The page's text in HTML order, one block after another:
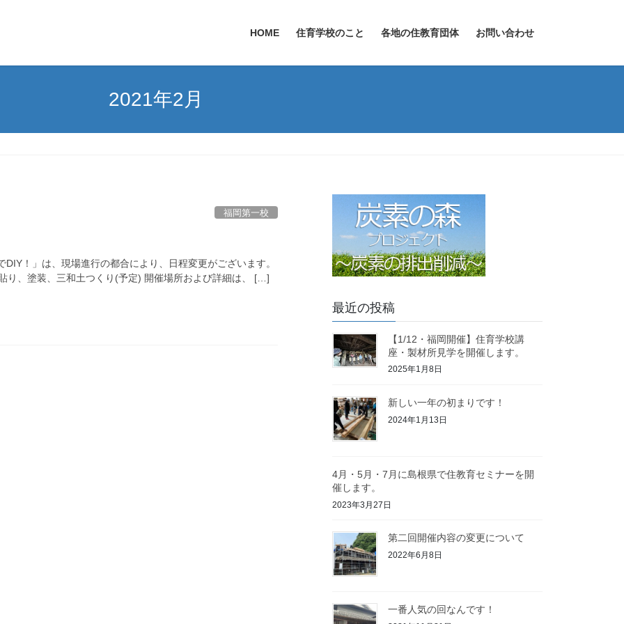
HOME 住育学校のこと 各地の住教育団体 お問い合わせ
2021年2月
福岡第一校
！」は、現場進行の都合により、日程変更がございます。
り、塗装、三和土つくり(予定) 開催場所および詳細は、 […]
最近の投稿
【1/12・福岡開催】住育学校講
座・製材所見学を開催します。
2025年1月8日
新しい一年の初まりです！
2024年1月13日
4月・5月・7月に島根県で住教育セミナーを開
催します。
2023年3月27日
第二回開催内容の変更について
2022年6月8日
一番人気の回なんです！